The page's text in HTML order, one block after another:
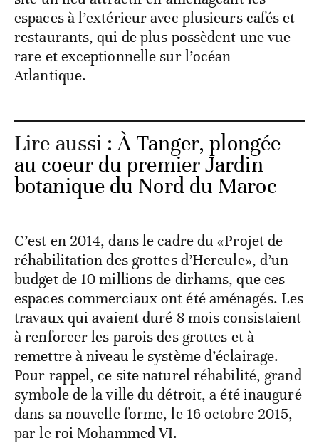
espaces à l’extérieur avec plusieurs cafés et
restaurants, qui de plus possèdent une vue
rare et exceptionnelle sur l’océan
Atlantique.
Lire aussi :À Tanger, plongée
au coeur du premier Jardin
botanique du Nord du Maroc
C’est en 2014, dans le cadre du «Projet de
réhabilitation des grottes d’Hercule», d’un
budget de 10 millions de dirhams, que ces
espaces commerciaux ont été aménagés. Les
travaux qui avaient duré 8 mois consistaient
à renforcer les parois des grottes et à
remettre à niveau le système d’éclairage.
Pour rappel, ce site naturel réhabilité, grand
symbole de la ville du détroit, a été inauguré
dans sa nouvelle forme, le 16 octobre 2015,
par le roi Mohammed VI.